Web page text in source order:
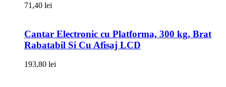
71,40 lei
Cantar Electronic cu Platforma, 300 kg, Brat
Rabatabil Si Cu Afisaj LCD
193,80 lei